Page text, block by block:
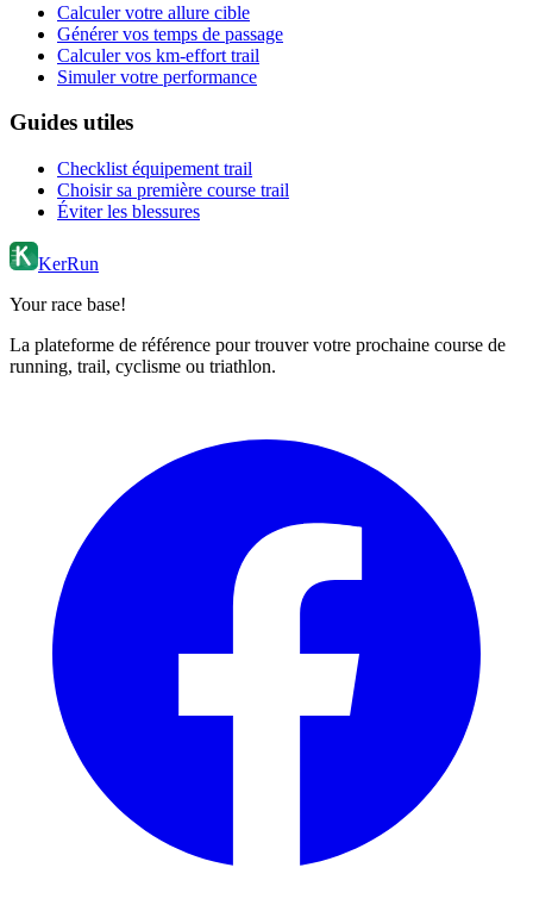
Calculer votre allure cible
Générer vos temps de passage
Calculer vos km-effort trail
Simuler votre performance
Guides utiles
Checklist équipement trail
Choisir sa première course trail
Éviter les blessures
KerRun
Your race base!
La plateforme de référence pour trouver votre prochaine course de
running, trail, cyclisme ou triathlon.